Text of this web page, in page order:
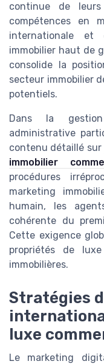
continue de
compétences en
internationale et
immobilier haut de
consolide la
secteur immobilier
potentiels.
Dans la
administrative
contenu détaillé sur
immobilier
procédures
marketing
humain, les
cohérente du
Cette exigence
propriétés de
immobilières.
Stratégies
luxe
Le marketing